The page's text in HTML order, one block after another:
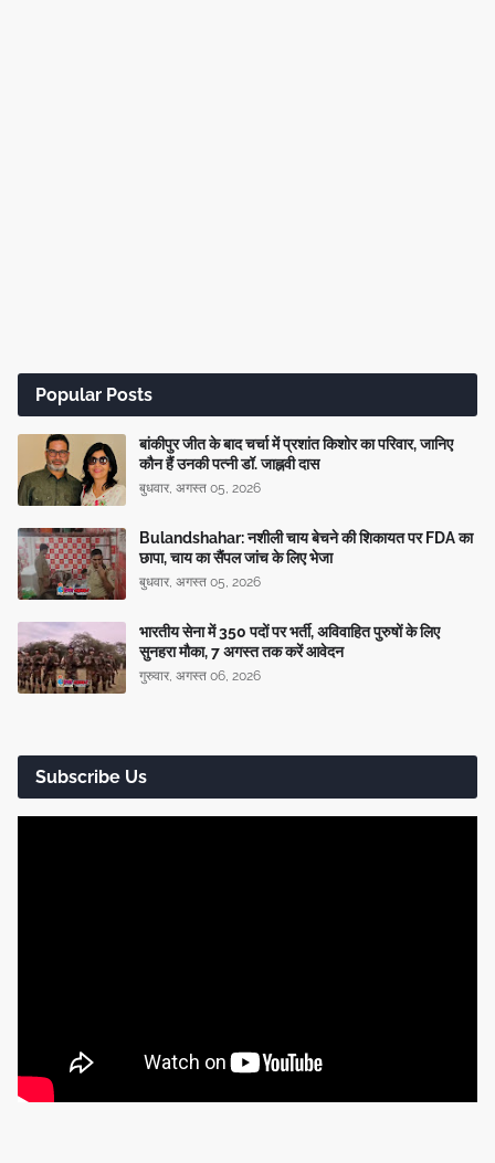
Popular Posts
बांकीपुर जीत के बाद चर्चा में प्रशांत किशोर का परिवार, जानिए
कौन हैं उनकी पत्नी डॉ. जाह्नवी दास
बुधवार, अगस्त 05, 2026
Bulandshahar: नशीली चाय बेचने की शिकायत पर FDA का
छापा, चाय का सैंपल जांच के लिए भेजा
बुधवार, अगस्त 05, 2026
भारतीय सेना में 350 पदों पर भर्ती, अविवाहित पुरुषों के लिए
सुनहरा मौका, 7 अगस्त तक करें आवेदन
गुरुवार, अगस्त 06, 2026
Subscribe Us